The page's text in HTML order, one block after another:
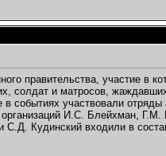
правительства, участие в
солдат и матросов,
событиях участвовали отряды
И.С. Блейхман,
Кудинский входили в